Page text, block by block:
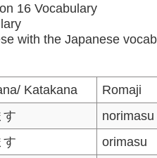
16 Vocabulary
with the Japanese
Katakana Romaji
す norimasu
す orimasu